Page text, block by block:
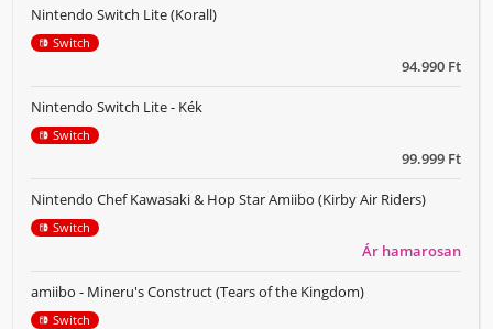
94.990 Ft
Nintendo Switch Lite (Korall)
Switch
99.999 Ft
Nintendo Switch Lite - Kék
Switch
Ár hamarosan
Nintendo Chef Kawasaki & Hop Star Amiibo (Kirby Air Riders)
Switch
amiibo - Mineru's Construct (Tears of the Kingdom)
Switch